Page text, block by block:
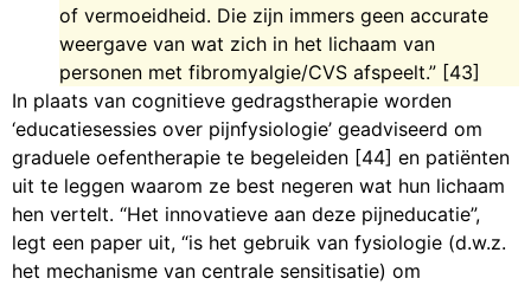
of vermoeidheid. Die zijn immers geen accurate
weergave van wat zich in het lichaam van
personen met fibromyalgie/CVS afspeelt.” [43]
In plaats van cognitieve gedragstherapie worden
‘educatiesessies over pijnfysiologie’ geadviseerd om
graduele oefentherapie te begeleiden [44] en patiënten
uit te leggen waarom ze best negeren wat hun lichaam
hen vertelt. “Het innovatieve aan deze pijneducatie”,
legt een paper uit, “is het gebruik van fysiologie (d.w.z.
het mechanisme van centrale sensitisatie) om